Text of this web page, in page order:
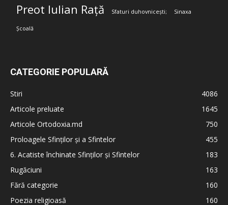
Preot Iulian Rață Sfaturi duhovnicești; Sinaxa
Școală
CATEGORIE POPULARĂ
Stiri
4086
Articole preluate
1645
Articole Ortodoxia.md
750
Proloagele Sfinților și a Sfintelor
455
6. Acatiste închinate Sfinților și Sfintelor
183
Rugăciuni
163
Fără categorie
160
Poezia religioasă
160